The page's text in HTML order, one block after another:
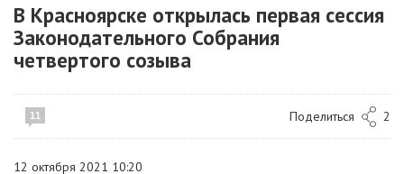
В Красноярске открылась первая сессия
Законодательного Собрания
четвертого созыва
11 Поделиться 2
12 октября 2021 10:20